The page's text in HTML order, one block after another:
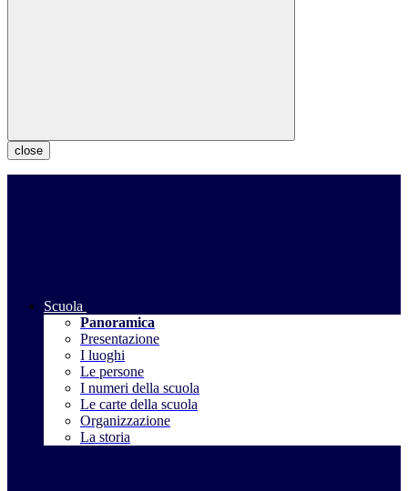
close
Scuola
Panoramica
Presentazione
I luoghi
Le persone
I numeri della scuola
Le carte della scuola
Organizzazione
La storia